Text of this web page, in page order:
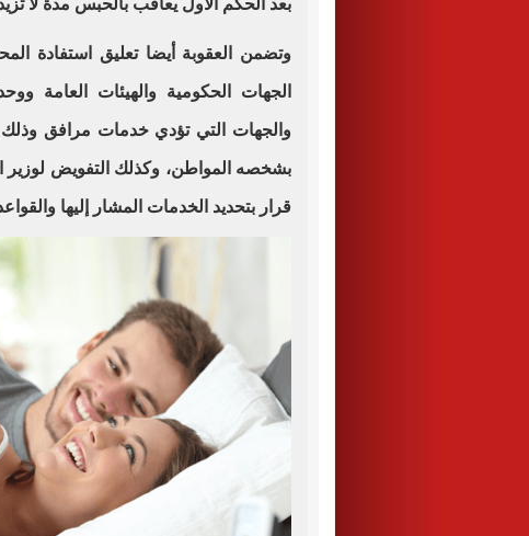
بعد الحكم الأول يعاقب بالحبس مدة لا
وتضمن العقوبة أيضا تعليق استفادة
الجهات الحكومية والهيئات العامة
والجهات التي تؤدي خدمات مرافق
بشخصه المواطن، وكذلك التفويض لوزير
قرار بتحديد الخدمات المشار إليها